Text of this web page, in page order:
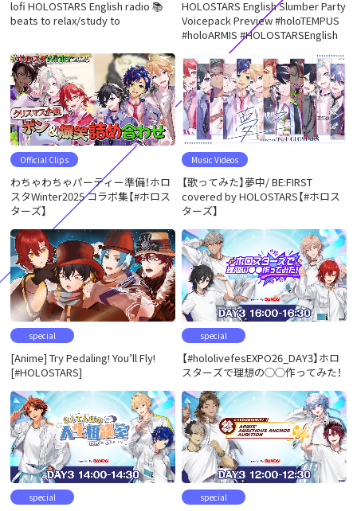
lofi HOLOSTARS English radio 📚
beats to relax/study to
HOLOSTARS English Slumber Party
Voicepack Preview #holoTEMPUS
#holoARMIS #HOLOSTARSEnglish
Official Clips
わちゃわちゃパーティー準備！ホロ
スタWinter2025 コラボ集【#ホロス
ターズ】
Music Videos
【歌ってみた】夢中/ BE:FIRST
covered by HOLOSTARS【#ホロス
ターズ】
special
[Anime] Try Pedaling! You’ll Fly!
[#HOLOSTARS]
special
【#hololivefesEXPO26_DAY3】ホロ
スターズで理想の◯◯作ってみた！
special special